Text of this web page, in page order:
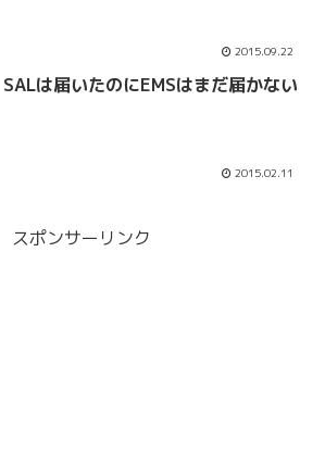
2015.09.22
SALは届いたのにEMSはまだ届かない
2015.02.11
スポンサーリンク